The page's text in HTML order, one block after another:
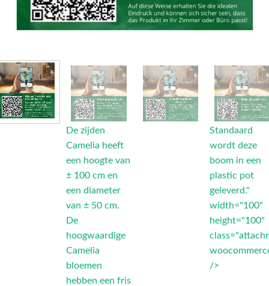
De zijden
Camelia heeft
een hoogte van
± 100 cm en
een diameter
van ± 50 cm.
De
hoogwaardige
Camelia
bloemen
hebben een fris
Standaard
wordt deze
boom in een
plastic pot
geleverd."
width="100"
height="100"
/>